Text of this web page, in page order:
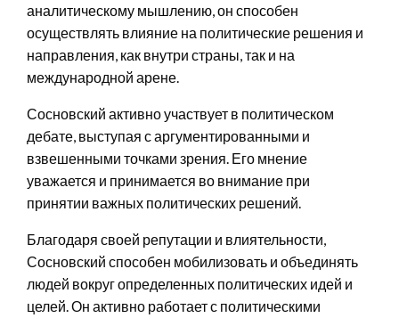
аналитическому мышлению, он способен
осуществлять влияние на политические решения и
направления, как внутри страны, так и на
международной арене.
Сосновский активно участвует в политическом
дебате, выступая с аргументированными и
взвешенными точками зрения. Его мнение
уважается и принимается во внимание при
принятии важных политических решений.
Благодаря своей репутации и влиятельности,
Сосновский способен мобилизовать и объединять
людей вокруг определенных политических идей и
целей. Он активно работает с политическими